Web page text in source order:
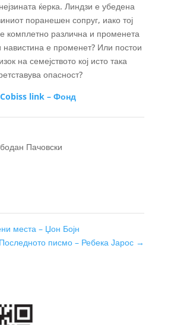
ќерка. Линдзи е убедена
поранешен сопруг, иако тој
комплетно различна и променета
е променет? Или постои
на семејството кој исто така
опасност?
Cobiss link – Фонд
Пачовски
места – Џон Бојн
Последното писмо – Ребека Јарос →